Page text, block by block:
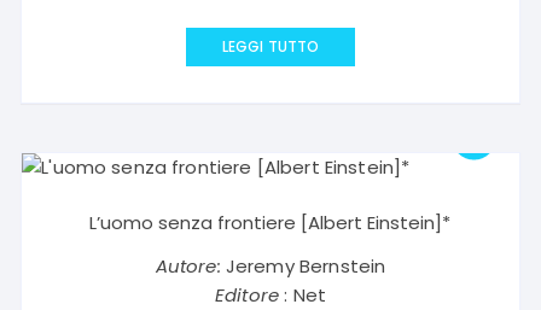
originaleattuale
LEGGI TUTTO
L’uomo senza frontiere [Albert Einstein]*
Autore: Jeremy Bernstein
Editore: Net